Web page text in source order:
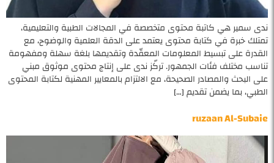
ندى سمير هي كاتبة محتوى متخصصة في المجالات الطبية والتعليمية،
تمتلك خبرة في كتابة محتوى يعتمد على الدقة العلمية والوضوح، مع
القدرة على تبسيط المعلومات المعقّدة وتقديمها بلغة سهلة ومفهومة
تناسب مختلف فئات الجمهور. تركّز ندى على إنتاج محتوى موثوق مبني
على البحث والمصادر الصحيحة، مع الالتزام بالمعايير المهنية لكتابة المحتوى
الطبي، بما يضمن تقديم […]
ruzaan Al-Subaie